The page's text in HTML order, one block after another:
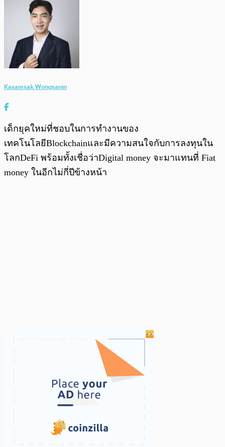
Kasamsak Wongsanin
เด็กยุคใหม่ที่ชอบในการทำงานของ
เทคโนโลยีBlockchainและมีความสนใจกับการลงทุนใน
โลกDeFi พร้อมทั้งเชื่อว่าDigital money จะมาแทนที่ Fiat
money ในอีกไม่กี่ปีข้างหน้า